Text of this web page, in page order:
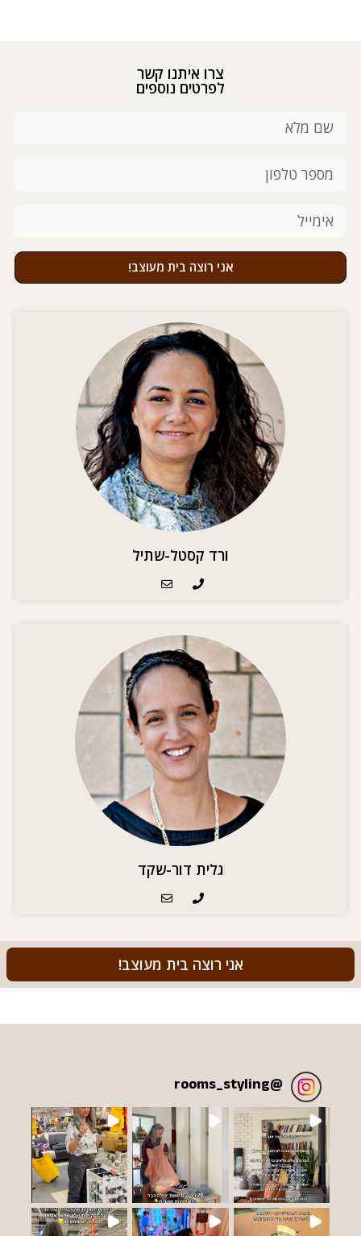
צרו איתנו קשר
לפרטים נוספים
אני רוצה בית מעוצב!
ורד קסטל-שתיל
גלית דור-שקד
אני רוצה בית מעוצב!
@
rooms_styling